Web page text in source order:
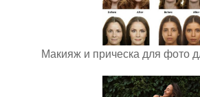
Макияж и прическа для фото